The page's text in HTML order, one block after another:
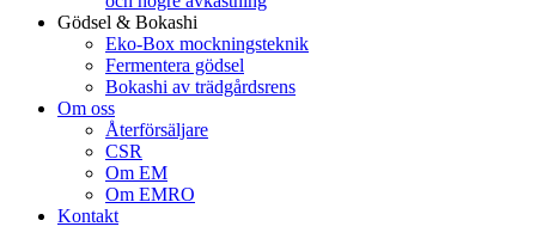
Gödsel & Bokashi
Eko-Box mockningsteknik
Fermentera gödsel
Bokashi av trädgårdsrens
Om oss
Återförsäljare
CSR
Om EM
Om EMRO
Kontakt